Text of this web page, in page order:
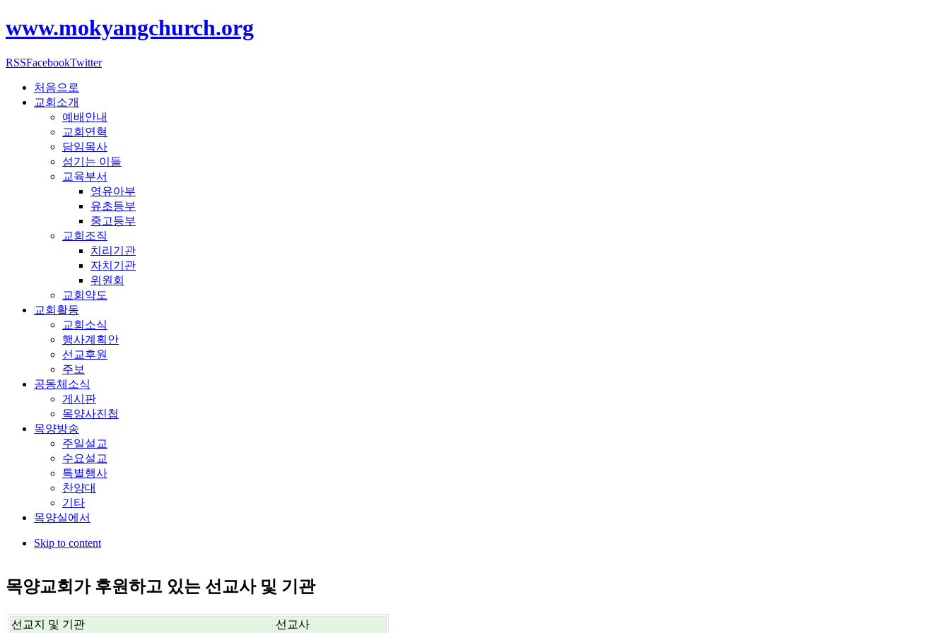
www.mokyangchurch.org
RSSFacebookTwitter
처음으로
교회소개
예배안내
교회연혁
담임목사
섬기는 이들
교육부서
영유아부
유초등부
중고등부
교회조직
치리기관
자치기관
위원회
교회약도
교회활동
교회소식
행사계획안
선교후원
주보
공동체소식
게시판
목양사진첩
목양방송
주일설교
수요설교
특별행사
찬양대
기타
목양실에서
Skip to content
목양교회가 후원하고 있는 선교사 및 기관
선교지 및 기관 선교사